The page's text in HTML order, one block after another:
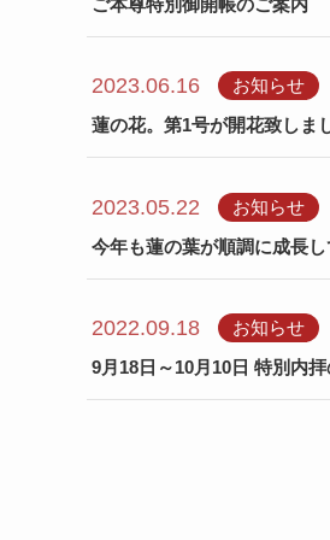
2023.06.16
お知らせ
蓮の花。第1号が開花致しま
2023.05.22
お知らせ
今年も蓮の葉が順調に成長し
2022.09.18
お知らせ
9月18日～10月10日 特別内